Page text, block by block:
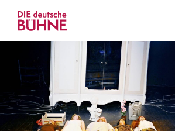
Kritiken
Schauspiel
Musiktheater
Tanz
Crossover